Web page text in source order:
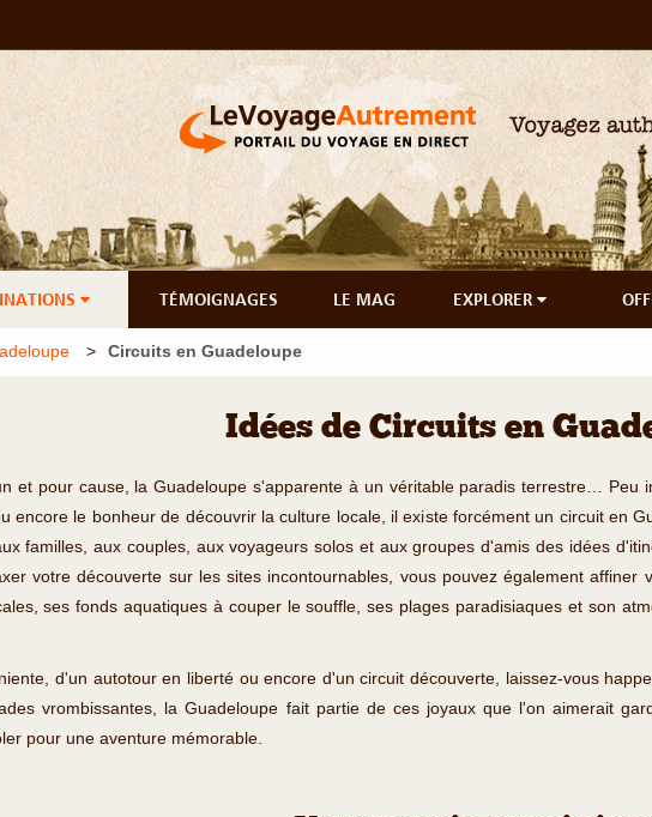
TÉMOIGNAGES LE MAG EXPLORER
Circuits en Guadeloupe
Idées de Circuits en
et pour cause, la Guadeloupe s'apparente à un véritable paradis terrestre…
encore le bonheur de découvrir la culture locale, il existe forcément un circuit en
familles, aux couples, aux voyageurs solos et aux groupes d'amis des idées
votre découverte sur les sites incontournables, vous pouvez également
ses fonds aquatiques à couper le souffle, ses plages paradisiaques et son
d'un autotour en liberté ou encore d'un circuit découverte, laissez-vous
vrombissantes, la Guadeloupe fait partie de ces joyaux que l'on aimerait
pour une aventure mémorable.